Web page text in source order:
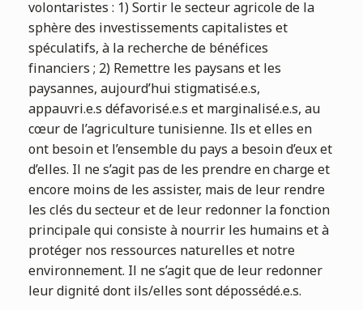
volontaristes : 1) Sortir le secteur agricole de la
sphère des investissements capitalistes et
spéculatifs, à la recherche de bénéfices
financiers ; 2) Remettre les paysans et les
paysannes, aujourd’hui stigmatisé.e.s,
appauvri.e.s défavorisé.e.s et marginalisé.e.s, au
cœur de l’agriculture tunisienne. Ils et elles en
ont besoin et l’ensemble du pays a besoin d’eux et
d’elles. Il ne s’agit pas de les prendre en charge et
encore moins de les assister, mais de leur rendre
les clés du secteur et de leur redonner la fonction
principale qui consiste à nourrir les humains et à
protéger nos ressources naturelles et notre
environnement. Il ne s’agit que de leur redonner
leur dignité dont ils/elles sont dépossédé.e.s.